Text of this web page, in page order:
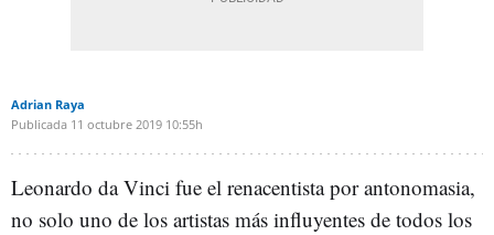
Adrian Raya
Publicada 11 octubre 2019 10:55h
Leonardo da Vinci fue el renacentista por antonomasia,
no solo uno de los artistas más influyentes de todos los